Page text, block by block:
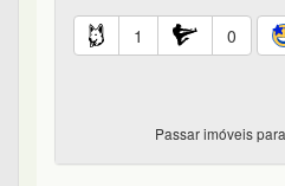
1 0
Passar imóveis